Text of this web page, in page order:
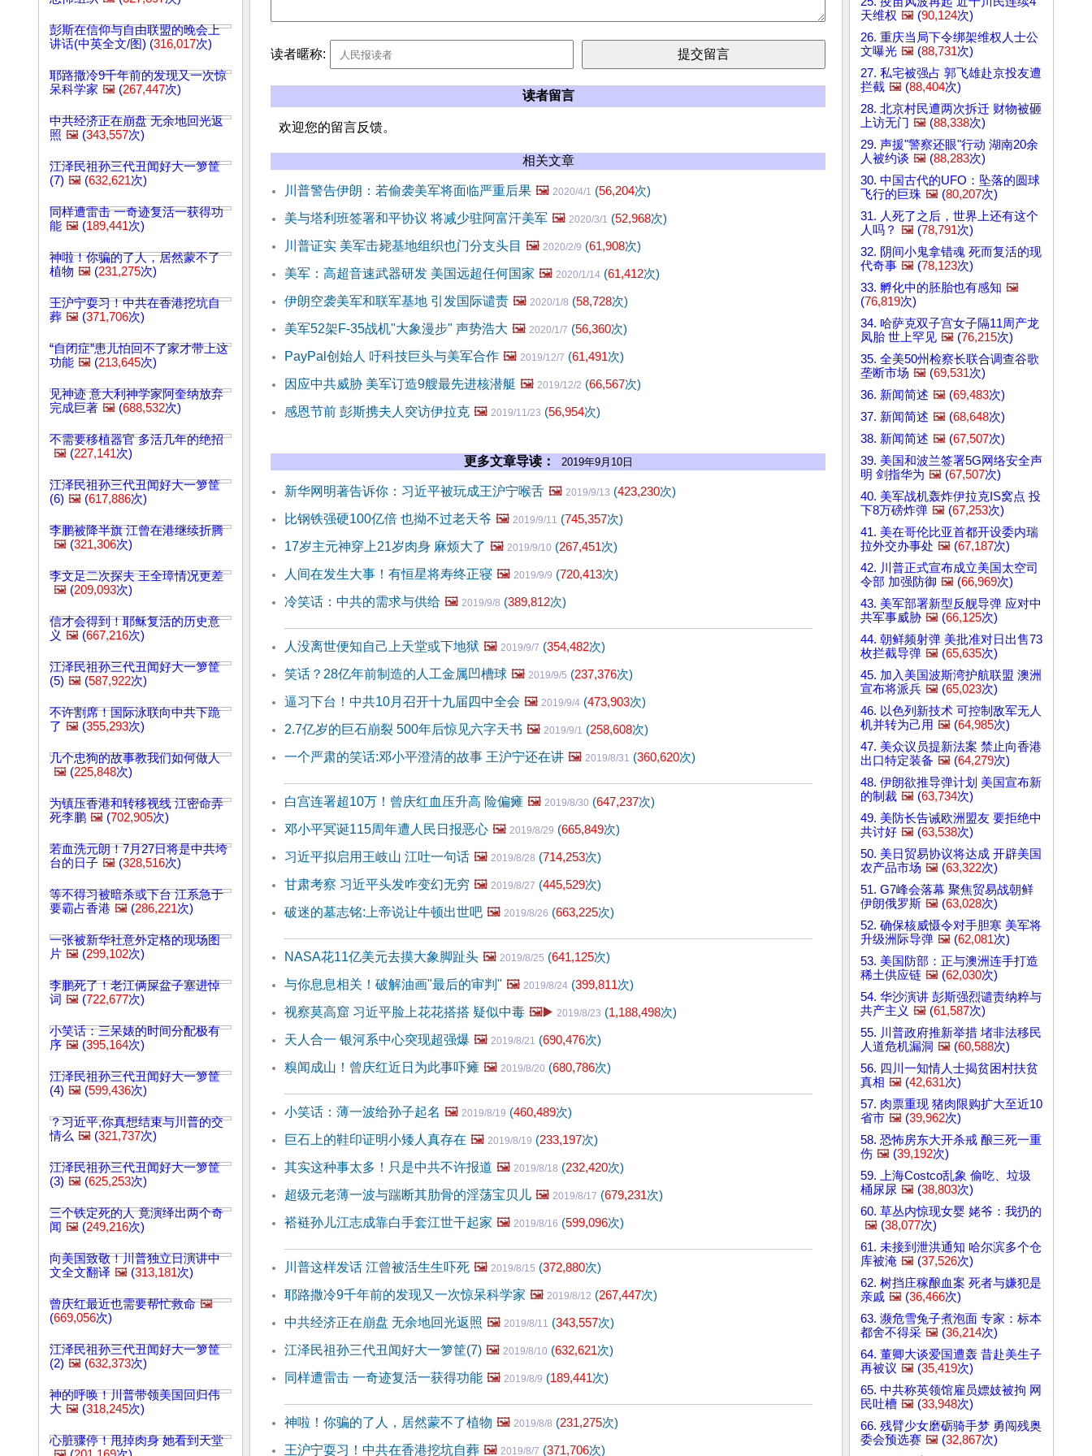
彭斯在信仰与自由联盟的晚会上
讲话(中英全文/图) (316,017次)
耶路撒冷9千年前的发现又一次惊
呆科学家 🖼️ (267,447次)
中共经济正在崩盘 无余地回光返
照 🖼️ (343,557次)
江泽民祖孙三代丑闻好大一箩筐
(7) 🖼️ (632,621次)
同样遭雷击 一奇迹复活一获得功
能 🖼️ (189,441次)
神啦！你骗的了人，居然蒙不了
植物 🖼️ (231,275次)
王沪宁耍习！中共在香港挖坑自
葬 🖼️ (371,706次)
“自闭症”患儿怕回不了家才带上这
功能 🖼️ (213,645次)
见神迹 意大利神学家阿奎纳放弃
完成巨著 🖼️ (688,532次)
不需要移植器官 多活几年的绝招
🖼️ (227,141次)
江泽民祖孙三代丑闻好大一箩筐
(6) 🖼️ (617,886次)
李鹏被降半旗 江曾在港继续折腾
🖼️ (321,306次)
李文足二次探夫 王全璋情况更差
🖼️ (209,093次)
信才会得到！耶稣复活的历史意
义 🖼️ (667,216次)
江泽民祖孙三代丑闻好大一箩筐
(5) 🖼️ (587,922次)
不许割席！国际泳联向中共下跪
了 🖼️ (355,293次)
几个忠狗的故事教我们如何做人
🖼️ (225,848次)
为镇压香港和转移视线 江密命弄
死李鹏 🖼️ (702,905次)
若血洗元朗！7月27日将是中共垮
台的日子 🖼️ (328,516次)
等不得习被暗杀或下台 江系急于
要霸占香港 🖼️ (286,221次)
一张被新华社意外定格的现场图
片 🖼️ (299,102次)
李鹏死了！老江俩屎盆子塞进悼
词 🖼️ (722,677次)
小笑话：三呆婊的时间分配极有
序 🖼️ (395,164次)
江泽民祖孙三代丑闻好大一箩筐
(4) 🖼️ (599,436次)
？习近平,你真想结束与川普的交
情么 🖼️ (321,737次)
江泽民祖孙三代丑闻好大一箩筐
(3) 🖼️ (625,253次)
三个铁定死的人 竟演绎出两个奇
闻 🖼️ (249,216次)
向美国致敬！川普独立日演讲中
文全文翻译 🖼️ (313,181次)
曾庆红最近也需要帮忙救命 🖼️
(669,056次)
江泽民祖孙三代丑闻好大一箩筐
(2) 🖼️ (632,373次)
神的呼唤！川普带领美国回归伟
大 🖼️ (318,245次)
心脏骤停！甩掉肉身 她看到天堂
读者暱称:
读者留言
欢迎您的留言反馈。
相关文章
川普警告伊朗：若偷袭美军将面临严重后果 🖼️ 2020/4/1 (56,204次)
美与塔利班签署和平协议 将减少驻阿富汗美军 🖼️ 2020/3/1 (52,968次)
川普证实 美军击毙基地组织也门分支头目 🖼️ 2020/2/9 (61,908次)
美军：高超音速武器研发 美国远超任何国家 🖼️ 2020/1/14 (61,412次)
伊朗空袭美军和联军基地 引发国际谴责 🖼️ 2020/1/8 (58,728次)
美军52架F-35战机"大象漫步" 声势浩大 🖼️ 2020/1/7 (56,360次)
PayPal创始人 吁科技巨头与美军合作 🖼️ 2019/12/7 (61,491次)
因应中共威胁 美军订造9艘最先进核潜艇 🖼️ 2019/12/2 (66,567次)
感恩节前 彭斯携夫人突访伊拉克 🖼️ 2019/11/23 (56,954次)
更多文章导读： 2019年9月10日
新华网明著告诉你：习近平被玩成王沪宁喉舌 🖼️ 2019/9/13 (423,230次)
比钢铁强硬100亿倍 也拗不过老天爷 🖼️ 2019/9/11 (745,357次)
17岁主元神穿上21岁肉身 麻烦大了 🖼️ 2019/9/10 (267,451次)
人间在发生大事！有恒星将寿终正寝 🖼️ 2019/9/9 (720,413次)
冷笑话：中共的需求与供给 🖼️ 2019/9/8 (389,812次)
人没离世便知自己上天堂或下地狱 🖼️ 2019/9/7 (354,482次)
笑话？28亿年前制造的人工金属凹槽球 🖼️ 2019/9/5 (237,376次)
逼习下台！中共10月召开十九届四中全会 🖼️ 2019/9/4 (473,903次)
2.7亿岁的巨石崩裂 500年后惊见六字天书 🖼️ 2019/9/1 (258,608次)
一个严肃的笑话:邓小平澄清的故事 王沪宁还在讲 🖼️ 2019/8/31 (360,620次)
白宫连署超10万！曾庆红血压升高 险偏瘫 🖼️ 2019/8/30 (647,237次)
邓小平冥诞115周年遭人民日报恶心 🖼️ 2019/8/29 (665,849次)
习近平拟启用王岐山 江吐一句话 🖼️ 2019/8/28 (714,253次)
甘肃考察 习近平头发咋变幻无穷 🖼️ 2019/8/27 (445,529次)
破迷的墓志铭:上帝说让牛顿出世吧 🖼️ 2019/8/26 (663,225次)
NASA花11亿美元去摸大象脚趾头 🖼️ 2019/8/25 (641,125次)
与你息息相关！破解油画"最后的审判" 🖼️ 2019/8/24 (399,811次)
视察莫高窟 习近平脸上花花搭搭 疑似中毒 🖼️▶️ 2019/8/23 (1,188,498次)
天人合一 银河系中心突现超强爆 🖼️ 2019/8/21 (690,476次)
糗闻成山！曾庆红近日为此事吓瘫 🖼️ 2019/8/20 (680,786次)
小笑话：薄一波给孙子起名 🖼️ 2019/8/19 (460,489次)
巨石上的鞋印证明小矮人真存在 🖼️ 2019/8/19 (233,197次)
其实这种事太多！只是中共不许报道 🖼️ 2019/8/18 (232,420次)
超级元老薄一波与踹断其肋骨的淫荡宝贝儿 🖼️ 2019/8/17 (679,231次)
褡裢孙儿江志成靠白手套江世干起家 🖼️ 2019/8/16 (599,096次)
川普这样发话 江曾被活生生吓死 🖼️ 2019/8/15 (372,880次)
耶路撒冷9千年前的发现又一次惊呆科学家 🖼️ 2019/8/12 (267,447次)
中共经济正在崩盘 无余地回光返照 🖼️ 2019/8/11 (343,557次)
江泽民祖孙三代丑闻好大一箩筐(7) 🖼️ 2019/8/10 (632,621次)
同样遭雷击 一奇迹复活一获得功能 🖼️ 2019/8/9 (189,441次)
神啦！你骗的了人，居然蒙不了植物 🖼️ 2019/8/8 (231,275次)
王沪宁耍习！中共在香港挖坑自葬 🖼️ 2019/8/7 (371,706次)
天维权 🖼️ (90,124次)
26. 重庆当局下令绑架维权人士公
文曝光 🖼️ (88,731次)
27. 私宅被强占 郭飞雄赴京投友遭
拦截 🖼️ (88,404次)
28. 北京村民遭两次拆迁 财物被砸
上访无门 🖼️ (88,338次)
29. 声援"警察还眼"行动 湖南20余
人被约谈 🖼️ (88,283次)
30. 中国古代的UFO：坠落的圆球
飞行的巨珠 🖼️ (80,207次)
31. 人死了之后，世界上还有这个
人吗？ 🖼️ (78,791次)
32. 阴间小鬼拿错魂 死而复活的现
代奇事 🖼️ (78,123次)
33. 孵化中的胚胎也有感知 🖼️
(76,819次)
34. 哈萨克双子宫女子隔11周产龙
凤胎 世上罕见 🖼️ (76,215次)
35. 全美50州检察长联合调查谷歌
垄断市场 🖼️ (69,531次)
36. 新闻简述 🖼️ (69,483次)
37. 新闻简述 🖼️ (68,648次)
38. 新闻简述 🖼️ (67,507次)
39. 美国和波兰签署5G网络安全声
明 剑指华为 🖼️ (67,507次)
40. 美军战机轰炸伊拉克IS窝点 投
下8万磅炸弹 🖼️ (67,253次)
41. 美在哥伦比亚首都开设委内瑞
拉外交办事处 🖼️ (67,187次)
42. 川普正式宣布成立美国太空司
令部 加强防御 🖼️ (66,969次)
43. 美军部署新型反舰导弹 应对中
共军事威胁 🖼️ (66,125次)
44. 朝鲜频射弹 美批准对日出售73
枚拦截导弹 🖼️ (65,635次)
45. 加入美国波斯湾护航联盟 澳洲
宣布将派兵 🖼️ (65,023次)
46. 以色列新技术 可控制敌军无人
机并转为己用 🖼️ (64,985次)
47. 美众议员提新法案 禁止向香港
出口特定装备 🖼️ (64,279次)
48. 伊朗欲推导弹计划 美国宣布新
的制裁 🖼️ (63,734次)
49. 美防长告诫欧洲盟友 要拒绝中
共讨好 🖼️ (63,538次)
50. 美日贸易协议将达成 开辟美国
农产品市场 🖼️ (63,322次)
51. G7峰会落幕 聚焦贸易战朝鲜
伊朗俄罗斯 🖼️ (63,028次)
52. 确保核威慑令对手胆寒 美军将
升级洲际导弹 🖼️ (62,081次)
53. 美国防部：正与澳洲连手打造
稀土供应链 🖼️ (62,030次)
54. 华沙演讲 彭斯强烈谴责纳粹与
共产主义 🖼️ (61,587次)
55. 川普政府推新举措 堵非法移民
人道危机漏洞 🖼️ (60,588次)
56. 四川一知情人士揭贫困村扶贫
真相 🖼️ (42,631次)
57. 肉票重现 猪肉限购扩大至近10
省市 🖼️ (39,962次)
58. 恐怖房东大开杀戒 酿三死一重
伤 🖼️ (39,192次)
59. 上海Costco乱象 偷吃、垃圾
桶尿尿 🖼️ (38,803次)
60. 草丛内惊现女婴 姥爷：我扔的
🖼️ (38,077次)
61. 未接到泄洪通知 哈尔滨多个仓
库被淹 🖼️ (37,526次)
62. 树挡庄稼酿血案 死者与嫌犯是
亲戚 🖼️ (36,466次)
63. 濒危雪兔子煮泡面 专家：标本
都舍不得采 🖼️ (36,214次)
64. 董卿大谈爱国遭轰 昔赴美生子
再被议 🖼️ (35,419次)
65. 中共称英领馆雇员嫖妓被拘 网
民吐槽 🖼️ (33,948次)
66. 残臂少女磨砺骑手梦 勇闯残奥
委会预选赛 🖼️ (32,867次)